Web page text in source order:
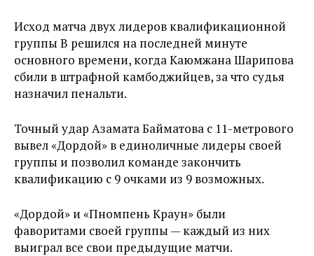
Исход матча двух лидеров квалификационной
группы B решился на последней минуте
основного времени, когда Каюмжана Шарипова
сбили в штрафной камбоджийцев, за что судья
назначил пенальти.
Точный удар Азамата Байматова с 11-метрового
вывел «Дордой» в единоличные лидеры своей
группы и позволил команде закончить
квалификацию с 9 очками из 9 возможных.
«Дордой» и «Пномпень Краун» были
фаворитами своей группы — каждый из них
выиграл все свои предыдущие матчи.